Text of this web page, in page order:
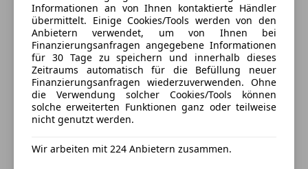
3 ähnliche Fahrzeuge gefunden
Ich erlaube den Händlern dieser
Fahrzeuge mich zu kontaktieren.
Informationen an von Ihnen kontaktierte Händler
übermittelt. Einige Cookies/Tools werden von den
Anbietern verwendet, um von Ihnen bei
Finanzierungsanfragen angegebene Informationen
für 30 Tage zu speichern und innerhalb dieses
Zeitraums automatisch für die Befüllung neuer
Finanzierungsanfragen wiederzuverwenden. Ohne
die Verwendung solcher Cookies/Tools können
solche erweiterten Funktionen ganz oder teilweise
nicht genutzt werden.
Wir arbeiten mit 224 Anbietern zusammen.